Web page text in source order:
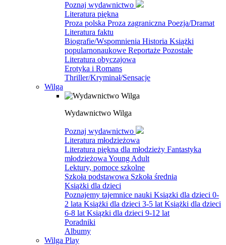
Poznaj wydawnictwo
Literatura piękna
Proza polska Proza zagraniczna Poezja/Dramat
Literatura faktu
Biografie/Wspomnienia Historia Książki
popularnonaukowe Reportaże Pozostałe
Literatura obyczajowa
Erotyka i Romans
Thriller/Kryminał/Sensacje
Wilga
Wydawnictwo Wilga
Poznaj wydawnictwo
Literatura młodzieżowa
Literatura piękna dla młodzieży Fantastyka
młodzieżowa Young Adult
Lektury, pomoce szkolne
Szkoła podstawowa Szkoła średnia
Książki dla dzieci
Poznajemy tajemnice nauki Ksiązki dla dzieci 0-
2 lata Książki dla dzieci 3-5 lat Książki dla dzieci
6-8 lat Ksiązki dla dzieci 9-12 lat
Poradniki
Albumy
Wilga Play